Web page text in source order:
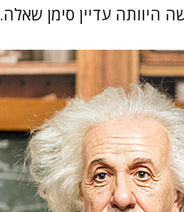
היוותה עדיין סימן שאלה.